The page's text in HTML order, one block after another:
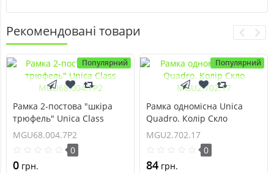
Рекомендовані товари
Популярний
Рамка 2-постова "шкіра
трюфель" Unica Class
MGU68.004.7P2
MGU68.004.7P2
0
0 грн.
Популярний
Рамка одномісна Unica
Quadro. Колір Скло
MGU2.702.17
MGU2.702.17
0
84 грн.